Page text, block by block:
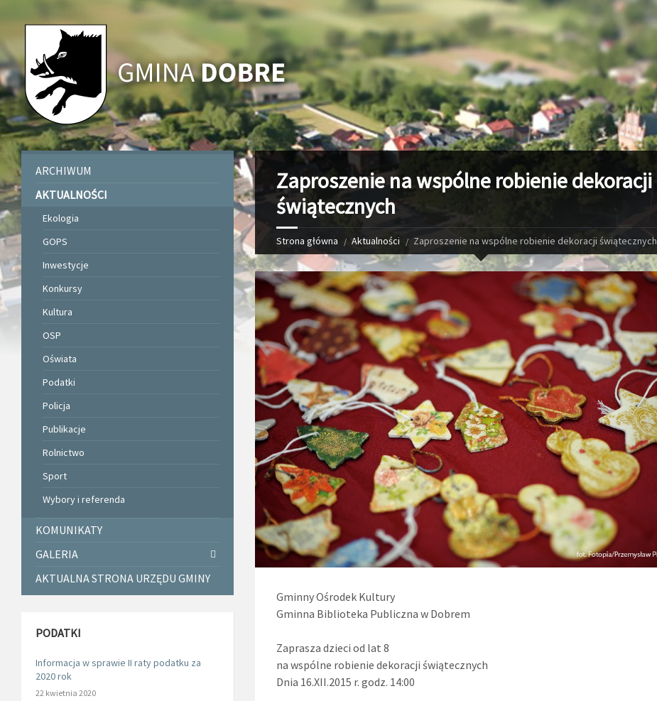
Zaproszenie na wspólne robienie dekoracji
świątecznych
Strona główna Aktualności Zaproszenie na wspólne robienie dekoracji świątecznych
Gminny Ośrodek Kultury
Gminna Biblioteka Publiczna w Dobrem
Zaprasza dzieci od lat 8
na wspólne robienie dekoracji świątecznych
Dnia 16.XII.2015 r. godz. 14:00
ARCHIWUM
AKTUALNOŚCI
Ekologia
GOPS
Inwestycje
Konkursy
Kultura
OSP
Oświata
Podatki
Policja
Publikacje
Rolnictwo
Sport
Wybory i referenda
KOMUNIKATY
GALERIA
AKTUALNA STRONA URZĘDU GMINY
PODATKI
Informacja w sprawie II raty podatku za
2020 rok
22 kwietnia 2020